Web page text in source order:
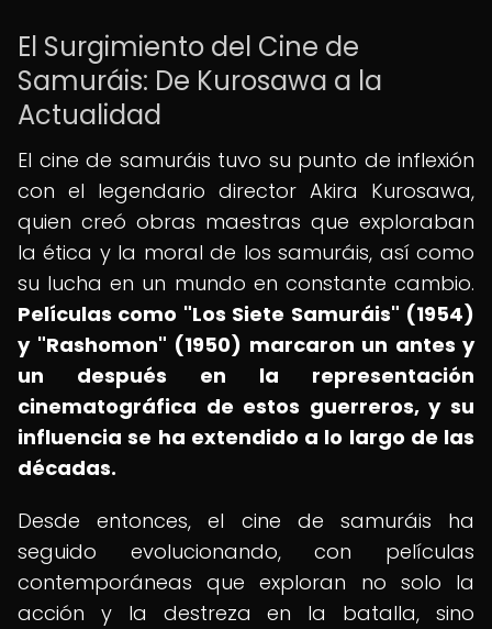
El Surgimiento del Cine de
Samuráis: De Kurosawa a la
Actualidad
El cine de samuráis tuvo su punto de inflexión
con el legendario director Akira Kurosawa,
quien creó obras maestras que exploraban
la ética y la moral de los samuráis, así como
su lucha en un mundo en constante cambio.
Películas como "Los Siete Samuráis" (1954)
y "Rashomon" (1950) marcaron un antes y
un después en la representación
cinematográfica de estos guerreros, y su
influencia se ha extendido a lo largo de las
décadas.
Desde entonces, el cine de samuráis ha
seguido evolucionando, con películas
contemporáneas que exploran no solo la
acción y la destreza en la batalla, sino